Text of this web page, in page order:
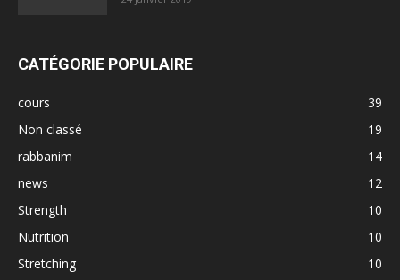
CATÉGORIE POPULAIRE
cours
39
Non classé
19
rabbanim
14
news
12
Strength
10
Nutrition
10
Stretching
10